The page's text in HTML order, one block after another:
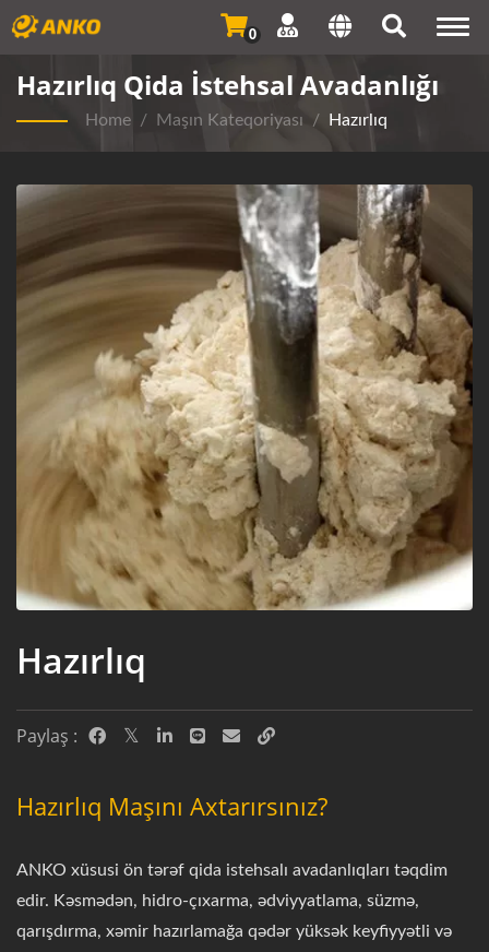
0
Hazırlıq Qida İstehsal Avadanlığı
Home / Maşın Kateqoriyası / Hazırlıq
Hazırlıq
Paylaş :
Hazırlıq Maşını Axtarırsınız?
ANKO xüsusi ön tərəf qida istehsalı avadanlıqları təqdim
edir. Kəsmədən, hidro-çıxarma, ədviyyatlama, süzmə,
qarışdırma, xəmir hazırlamağa qədər yüksək keyfiyyətli və